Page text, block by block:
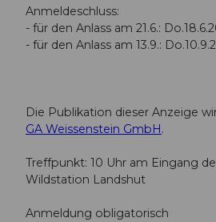
Anmeldeschluss:
- für den Anlass am 21.6.:
- für den Anlass am 13.9.:
Die Publikation dieser Anzeige
GA Weissenstein GmbH.
Treffpunkt: 10 Uhr am Eingang
Wildstation Landshut
Anmeldung obligatorisch